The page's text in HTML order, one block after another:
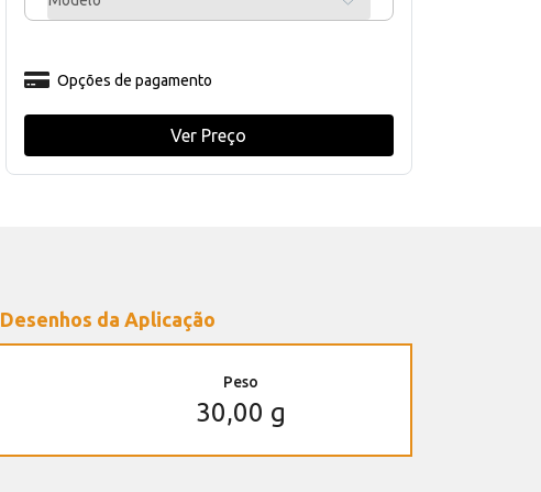
Opções de pagamento
Ver Preço
Desenhos da Aplicação
Peso
30,00 g